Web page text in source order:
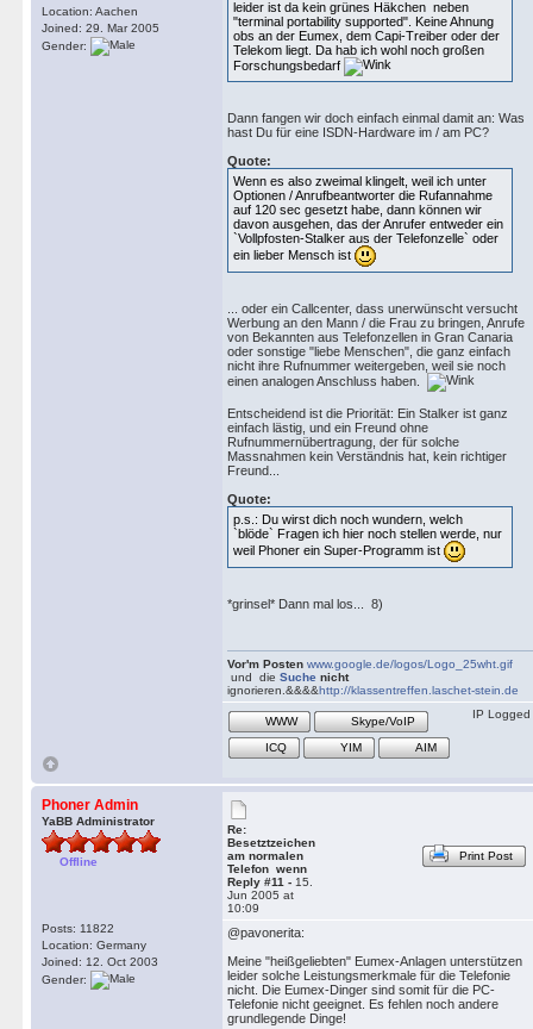
Location: Aachen
Joined: 29. Mar 2005
Gender:
leider ist da kein grünes Häkchen neben
"terminal portability supported". Keine Ahnung
obs an der Eumex, dem Capi-Treiber oder der
Telekom liegt. Da hab ich wohl noch großen
Forschungsbedarf
Dann fangen wir doch einfach einmal damit an: Was
hast Du für eine ISDN-Hardware im / am PC?
Quote:
Wenn es also zweimal klingelt, weil ich unter
Optionen / Anrufbeantworter die Rufannahme
auf 120 sec gesetzt habe, dann können wir
davon ausgehen, das der Anrufer entweder ein
`Vollpfosten-Stalker aus der Telefonzelle` oder
ein lieber Mensch ist
... oder ein Callcenter, dass unerwünscht versucht
Werbung an den Mann / die Frau zu bringen, Anrufe
von Bekannten aus Telefonzellen in Gran Canaria
oder sonstige "liebe Menschen", die ganz einfach
nicht ihre Rufnummer weitergeben, weil sie noch
einen analogen Anschluss haben.
Entscheidend ist die Priorität: Ein Stalker ist ganz
einfach lästig, und ein Freund ohne
Rufnummernübertragung, der für solche
Massnahmen kein Verständnis hat, kein richtiger
Freund...
Quote:
p.s.: Du wirst dich noch wundern, welch
`blöde` Fragen ich hier noch stellen werde, nur
weil Phoner ein Super-Programm ist
*grinsel* Dann mal los... 8)
Vor'm Posten www.google.de/logos/Logo_25wht.gif
und die Suche nicht
ignorieren.&&&&http://klassentreffen.laschet-stein.de
WWW
Skype/VoIP
ICQ
YIM AIM
IP Logged
Phoner Admin
YaBB Administrator
Offline
Posts: 11822
Location: Germany
Joined: 12. Oct 2003
Gender:
Re:
Besetztzeichen
am normalen
Telefon wenn
Reply #11 - 15.
Jun 2005 at
10:09
Print Post
@pavonerita:
Meine "heißgeliebten" Eumex-Anlagen unterstützen
leider solche Leistungsmerkmale für die Telefonie
nicht. Die Eumex-Dinger sind somit für die PC-
Telefonie nicht geeignet. Es fehlen noch andere
grundlegende Dinge!